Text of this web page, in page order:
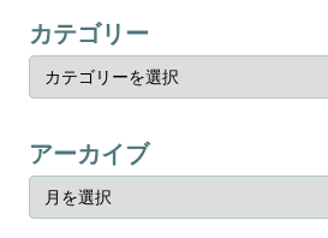
カテゴリー
アーカイブ